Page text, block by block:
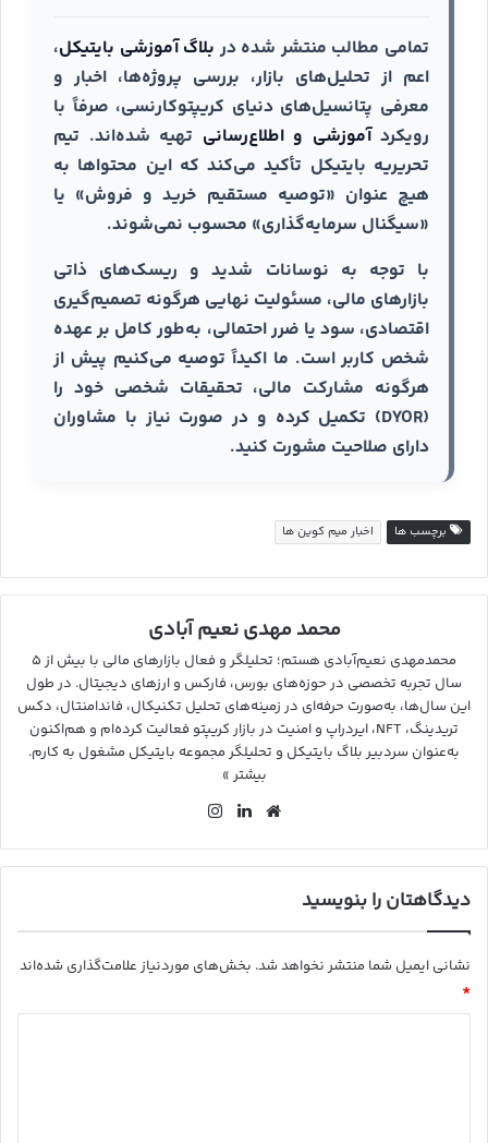
تمامی مطالب منتشر شده در بلاگ آموزشی بایتیکل،
اعم از تحلیل‌های بازار، بررسی پروژه‌ها، اخبار و
معرفی پتانسیل‌های دنیای کریپتوکارنسی، صرفاً با
رویکردآموزشی و اطلاع‌رسانی تهیه شده‌اند. تیم
تحریریه بایتیکل تأکید می‌کند که این محتواها به
هیچ عنوان «توصیه مستقیم خرید و فروش» یا
«سیگنال سرمایه‌گذاری» محسوب نمی‌شوند.
با توجه به نوسانات شدید و ریسک‌های ذاتی
بازارهای مالی، مسئولیت نهایی هرگونه تصمیم‌گیری
اقتصادی، سود یا ضرر احتمالی، به‌طور کامل بر عهده
شخص کاربر است. ما اکیداً توصیه می‌کنیم پیش از
هرگونه مشارکت مالی، تحقیقات شخصی خود را
(DYOR) تکمیل کرده و در صورت نیاز با مشاوران
دارای صلاحیت مشورت کنید.
برچسب ها اخبار میم کوین ها
محمد مهدی نعیم آبادی
محمدمهدی نعیم‌آبادی هستم؛ تحلیلگر و فعال بازارهای مالی با بیش از ۵
سال تجربه تخصصی در حوزه‌های بورس، فارکس و ارزهای دیجیتال. در طول
این سال‌ها، به‌صورت حرفه‌ای در زمینه‌های تحلیل تکنیکال، فاندامنتال، دکس
تریدینگ، NFT، ایردراپ و امنیت در بازار کریپتو فعالیت کرده‌ام و هم‌اکنون
به‌عنوان سردبیر بلاگ بایتیکل و تحلیلگر مجموعه بایتیکل مشغول به کارم.
بیشتر »
وب
ت
لین
ین گرا
دیدگاهتان را بنویسید
نشانی ایمیل شما منتشر نخواهد شد. بخش‌های موردنیاز علامت‌گذاری شده‌اند
*